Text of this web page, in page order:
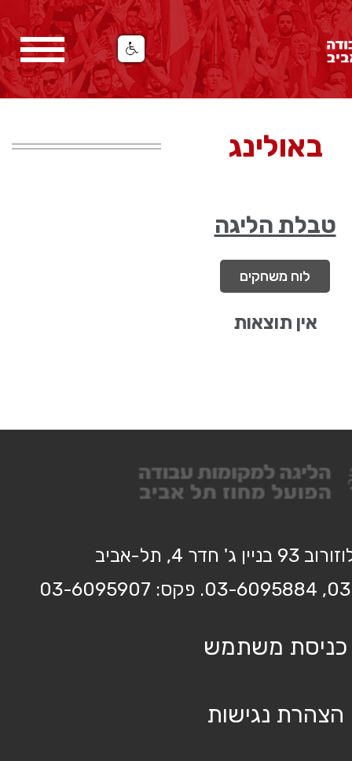
באולינג
טבלת הליגה
לוח משחקים
אין תוצאות
ג' חדר 4, תל-אביב
כניסת משתמש
הצהרת נגישות